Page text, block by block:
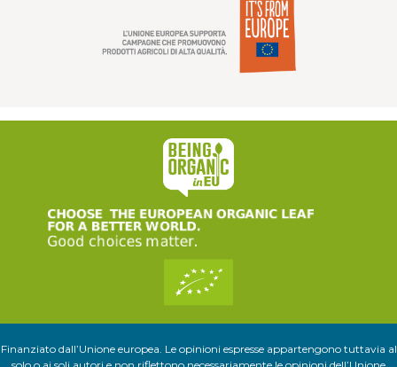
Finanziato dall’Unione europea. Le opinioni espresse appartengono tuttavia al